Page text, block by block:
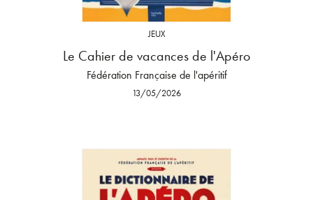
JEUX
Le Cahier de vacances de l'Apéro
Fédération Française de l'apéritif
13/05/2026